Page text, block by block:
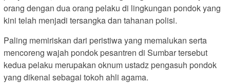
orang dengan dua orang pelaku di lingkungan pondok yang
kini telah menjadi tersangka dan tahanan polisi.
Paling memiriskan dari peristiwa yang memalukan serta
mencoreng wajah pondok pesantren di Sumbar tersebut
kedua pelaku merupakan oknum ustadz pengasuh pondok
yang dikenal sebagai tokoh ahli agama.